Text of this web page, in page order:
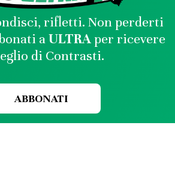
rifletti. Non perderti
aULTRAper ricevere
di Contrasti.
ABBONATI